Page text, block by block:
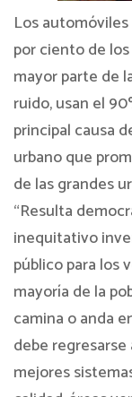
Los
por ciento de
mayor parte de
ruido, usan el
principal causa
urbano que
de las grandes
“Resulta
inequitativo
público para los
mayoría de la
camina o anda
debe
mejores